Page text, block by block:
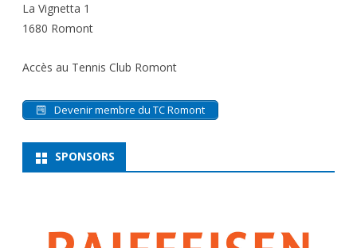
La Vignetta 1
1680 Romont
Accès au Tennis Club Romont
Devenir membre du TC Romont
SPONSORS